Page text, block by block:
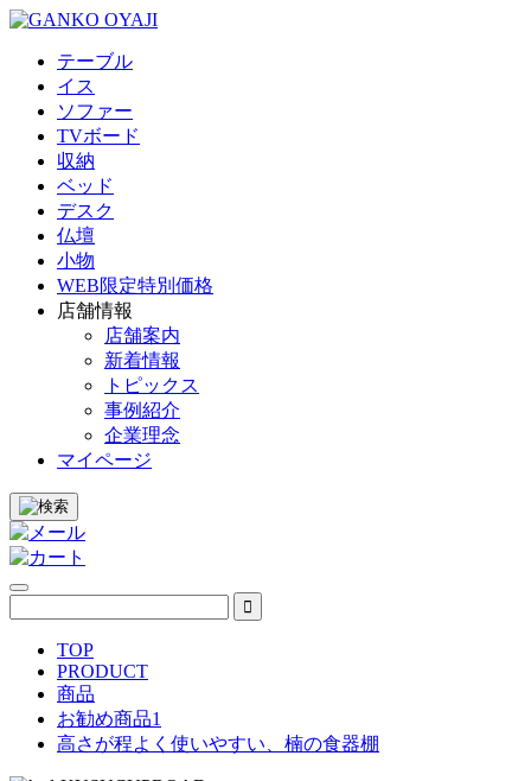
テーブル
イス
ソファー
TVボード
収納
ベッド
デスク
仏壇
小物
WEB限定特別価格
店舗情報
店舗案内
新着情報
トピックス
事例紹介
企業理念
マイページ
TOP
PRODUCT
商品
お勧め商品1
高さが程よく使いやすい、楠の食器棚